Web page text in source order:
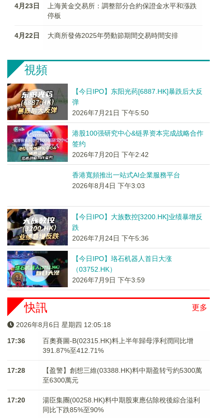
4月23日
上海黃金交易所：調整部分合約保證金水平和漲跌
停板
4月22日 大商所發佈2025年勞動節期間交易時間安排
視頻
【今日IPO】东阳光药[6887.HK]暴跌后大反
弹
2026年7月21日 下午5:50
港股100强研究中心&链界资本完成战略合作
签约
2026年7月20日 下午2:42
香港寬頻推出一站式AI企業服務平台
2026年8月4日 下午3:03
【今日IPO】大族数控[3200.HK]业绩暴增反
跌
2026年7月24日 下午5:36
【今日IPO】珞石机器人首日大涨
（03752.HK）
2026年7月9日 下午3:59
更多
快訊
2026年8月6日 星期四 12:05:18
17:36
百奧賽圖-B(02315.HK)料上半年歸母淨利潤同比增
391.87%至412.71%
17:28
【盈警】創想三維(03388.HK)料中期盈转亏約5300萬
至6300萬元
17:20
湯臣集團(00258.HK)料中期股東應佔除稅後綜合溢利
同比下跌85%至90%